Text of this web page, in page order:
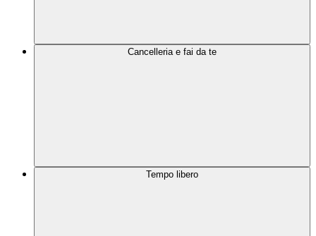
Cancelleria e fai da te
Tempo libero